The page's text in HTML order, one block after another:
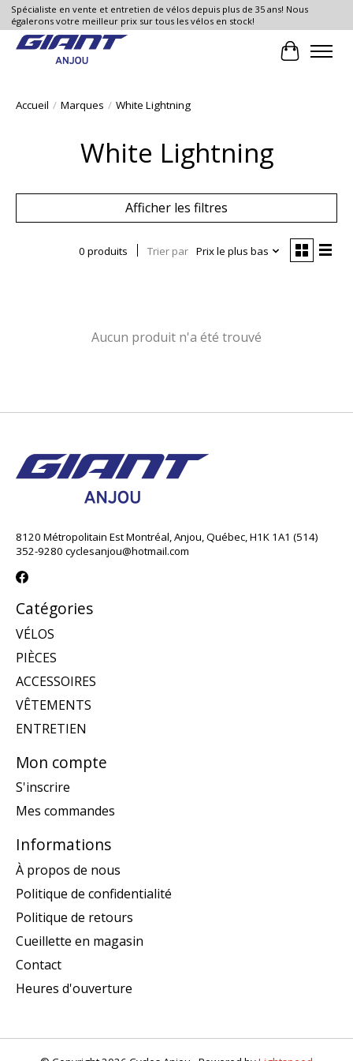
Spécialiste en vente et entretien de vélos depuis plus de 35 ans! Nous
égalerons votre meilleur prix sur tous les vélos en stock!
Panier
Accueil / Marques / White Lightning
White Lightning
Afficher les filtres
0 produits Trier par Prix le plus bas
Aucun produit n'a été trouvé
8120 Métropolitain Est Montréal, Anjou, Québec, H1K 1A1 (514)
352-9280 cyclesanjou@hotmail.com
Catégories
VÉLOS
PIÈCES
ACCESSOIRES
VÊTEMENTS
ENTRETIEN
Mon compte
S'inscrire
Mes commandes
Informations
À propos de nous
Politique de confidentialité
Politique de retours
Cueillette en magasin
Contact
Heures d'ouverture